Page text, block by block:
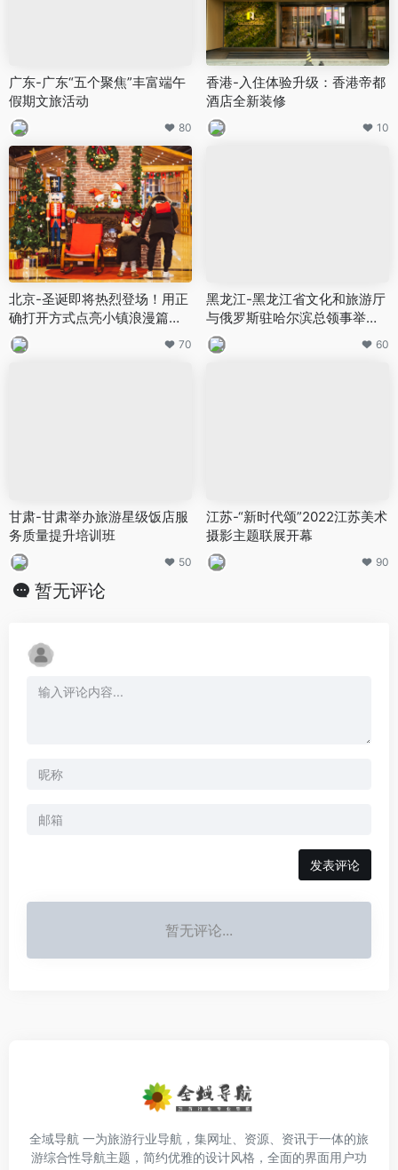
广东-广东“五个聚焦”丰富端午
假期文旅活动
80
香港-入住体验升级：香港帝都
酒店全新装修
10
北京-圣诞即将热烈登场！用正
确打开方式点亮小镇浪漫篇
章！
70
黑龙江-黑龙江省文化和旅游厅
与俄罗斯驻哈尔滨总领事举行
工作会谈
60
甘肃-甘肃举办旅游星级饭店服
务质量提升培训班
50
江苏-“新时代颂”2022江苏美术
摄影主题联展开幕
90
暂无评论
发表评论
暂无评论...
全域导航 一为旅游行业导航，集网址、资源、资讯于一体的旅
游综合性导航主题，简约优雅的设计风格，全面的界面用户功